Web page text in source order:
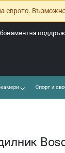
Спорт и